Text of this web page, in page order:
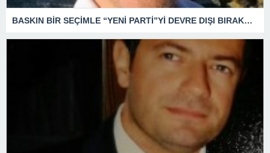
BASKIN BİR SEÇİMLE “YENİ PARTİ”Yİ DEVRE DIŞI BIRAKMAK İÇİN DÜĞMEYE Mİ BASILDI?